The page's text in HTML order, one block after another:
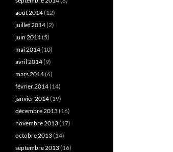
août 2014(12)
juillet 2014(2)
juin 2014(5)
mai 2014(10)
avril 2014(9)
mars 2014(6)
février 2014(14)
janvier 2014(19)
décembre 2013(16)
novembre 2013(17)
octobre 2013(14)
septembre 2013(16)